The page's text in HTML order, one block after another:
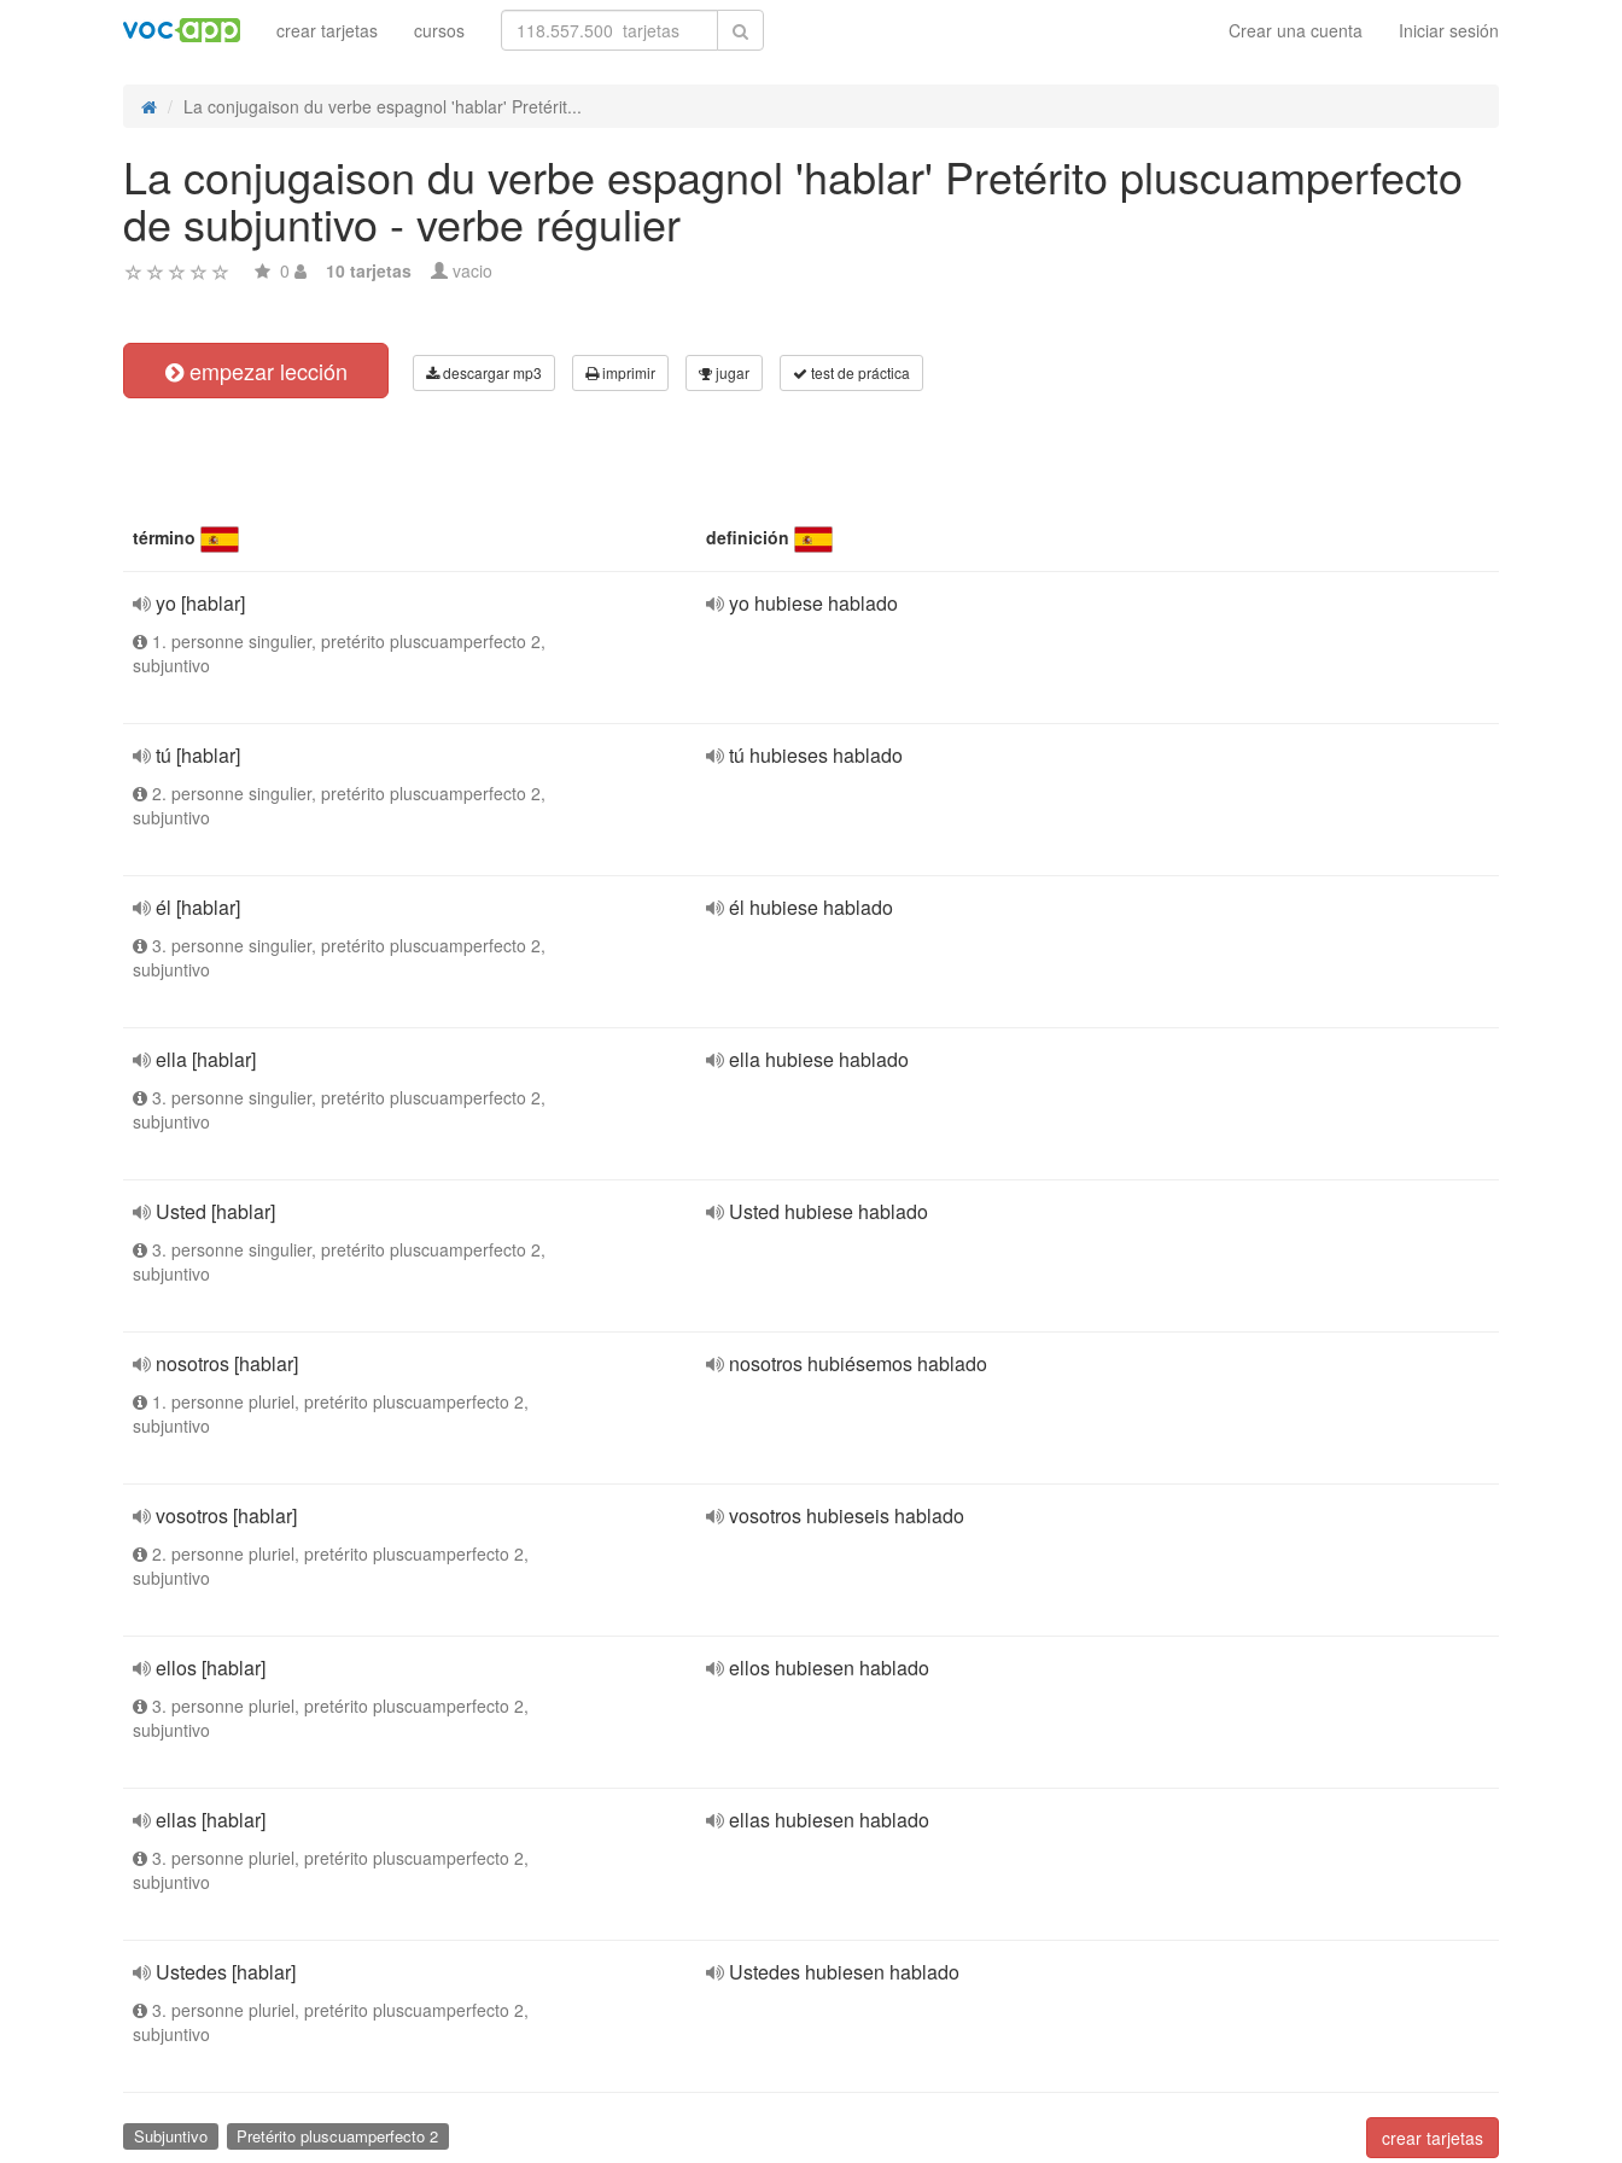
Crear una cuenta Iniciar sesión
crear tarjetas cursos
La conjugaison du verbe espagnol 'hablar' Pretérit...
La conjugaison du verbe espagnol 'hablar' Pretérito pluscuamperfecto
de subjuntivo - verbe régulier
0 10 tarjetas vacio
empezar lección descargar mp3 imprimir jugar test de práctica
término definición
yo [hablar]
1. personne singulier, pretérito pluscuamperfecto 2,
subjuntivo
yo hubiese hablado
tú [hablar]
2. personne singulier, pretérito pluscuamperfecto 2,
subjuntivo
tú hubieses hablado
él [hablar]
3. personne singulier, pretérito pluscuamperfecto 2,
subjuntivo
él hubiese hablado
ella [hablar]
3. personne singulier, pretérito pluscuamperfecto 2,
subjuntivo
ella hubiese hablado
Usted [hablar]
3. personne singulier, pretérito pluscuamperfecto 2,
subjuntivo
Usted hubiese hablado
nosotros [hablar]
1. personne pluriel, pretérito pluscuamperfecto 2,
subjuntivo
nosotros hubiésemos hablado
vosotros [hablar]
2. personne pluriel, pretérito pluscuamperfecto 2,
subjuntivo
vosotros hubieseis hablado
ellos [hablar]
3. personne pluriel, pretérito pluscuamperfecto 2,
subjuntivo
ellos hubiesen hablado
ellas [hablar]
3. personne pluriel, pretérito pluscuamperfecto 2,
subjuntivo
ellas hubiesen hablado
Ustedes [hablar]
3. personne pluriel, pretérito pluscuamperfecto 2,
subjuntivo
Ustedes hubiesen hablado
crear tarjetas
Subjuntivo Pretérito pluscuamperfecto 2